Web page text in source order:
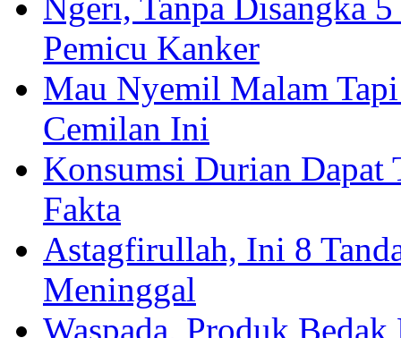
Pemicu Kanker
Mau Nyemil Malam
Cemilan Ini
Konsumsi Durian
Fakta
Astagfirullah, Ini 8
Meninggal
Waspada, Produk